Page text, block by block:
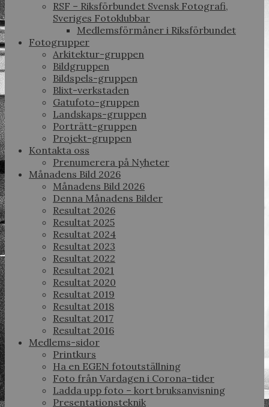
RSF – Riksförbundet Svensk Fotografi,
Sveriges Fotoklubbar
Medlemsförmåner i Riksförbundet
Fotogrupper
Arkitektur-gruppen
Bildgruppen
Bildspels-gruppen
Blixt-verkstaden
Gatufoto-gruppen
Landskaps-gruppen
Porträtt-gruppen
Projekt-gruppen
Kontakta oss
Prenumerera på Nyheter
Månadens Bild 2026
Månadens Bild 2026
Denna Månadens Bilder
Resultat 2026
Resultat 2025
Resultat 2024
Resultat 2023
Resultat 2022
Resultat 2021
Resultat 2020
Resultat 2019
Resultat 2018
Resultat 2017
Resultat 2016
Medlems-sidor
Printkurs
Ha en EGEN fotoutställning
Foto från Vardagen i Corona-tider
Ladda upp foto – kort bruksanvisning
Presentationsteknik